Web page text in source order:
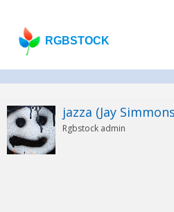
RGBSTOCK
jazza (Jay
Rgbstock admin